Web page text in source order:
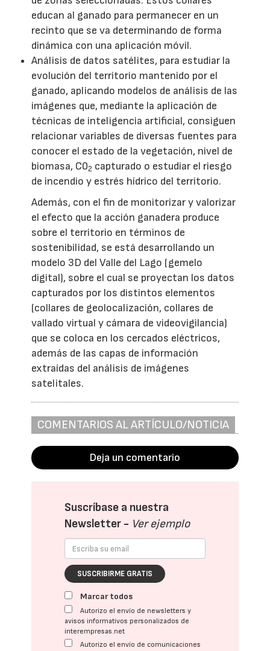
educan al ganado para permanecer en un
recinto que se va determinando de forma
dinámica con una aplicación móvil.
Análisis de datos satélites, para estudiar la
evolución del territorio mantenido por el
ganado, aplicando modelos de análisis de las
imágenes que, mediante la aplicación de
técnicas de inteligencia artificial, consiguen
relacionar variables de diversas fuentes para
conocer el estado de la vegetación, nivel de
biomasa, C02 capturado o estudiar el riesgo
de incendio y estrés hídrico del territorio.
Además, con el fin de monitorizar y valorizar
el efecto que la acción ganadera produce
sobre el territorio en términos de
sostenibilidad, se está desarrollando un
modelo 3D del Valle del Lago (gemelo
digital), sobre el cual se proyectan los datos
capturados por los distintos elementos
(collares de geolocalización, collares de
vallado virtual y cámara de videovigilancia)
que se coloca en los cercados eléctricos,
además de las capas de información
extraídas del análisis de imágenes
satelitales.
COMENTARIOS AL ARTÍCULO/NOTICIA
Deja un comentario
Suscríbase a nuestra
Newsletter - Ver ejemplo
SUSCRIBIRME GRATIS
Marcar todos
Autorizo el envío de newsletters y
avisos informativos personalizados de
interempresas.net
Autorizo el envío de comunicaciones